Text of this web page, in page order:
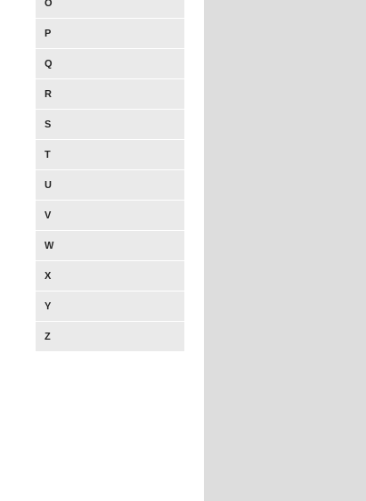
O
P
Q
R
S
T
U
V
W
X
Y
Z